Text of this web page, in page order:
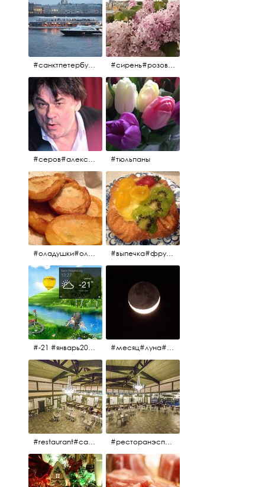
#санктпетербург #нева#яхты#2012 #белыеночи#белыеночи2012 #сирень#розоваясирень#натюрморт#натюрмортсцветами#2012#весна2012
#серов#александрсеров#певец#народныйартист#эстрадныйпевец#композитор#тыменялюбишь#мадонна#ялюблютебядослёз #тюльпаны
#оладушки#оладушкинакефире #оладушкисяблоками #кефир#яблоки С утра испёк, на кефире с яблоками. #выпечка#фрукты#пекарня#зима
#-21 #январь2017 #зима2017 #санктпетербург2017 #месяц#луна#африканскаялуна#moon#moon🌙
#restaurant#candidates #aspila #restaurantaspils ресторан#ресторанэспиля#эспланада#концертнаяэстрада #ресторанэспиля#restaurantaspils#aspila#candidates#эспланада#концертнаяэстрада